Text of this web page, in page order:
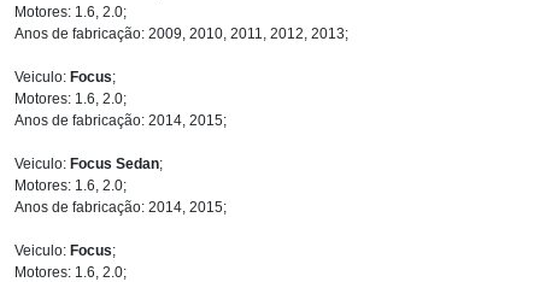
Motores: 1.6, 2.0;
Anos de fabricação: 2009, 2010, 2011, 2012, 2013;
Veiculo: Focus;
Motores: 1.6, 2.0;
Anos de fabricação: 2014, 2015;
Veiculo: Focus Sedan;
Motores: 1.6, 2.0;
Anos de fabricação: 2014, 2015;
Veiculo: Focus;
Motores: 1.6, 2.0;